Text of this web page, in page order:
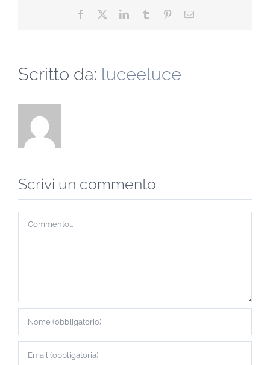
Facebook LinkedInTumblr PinterestEmail
Scritto da: luceeluce
Scrivi un commento
Commento